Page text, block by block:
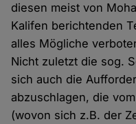
diesen meist von
Kalifen berichtenden
alles Mögliche
Nicht zuletzt die sog.
sich auch die
abzuschlagen, die
(wovon sich z.B. der